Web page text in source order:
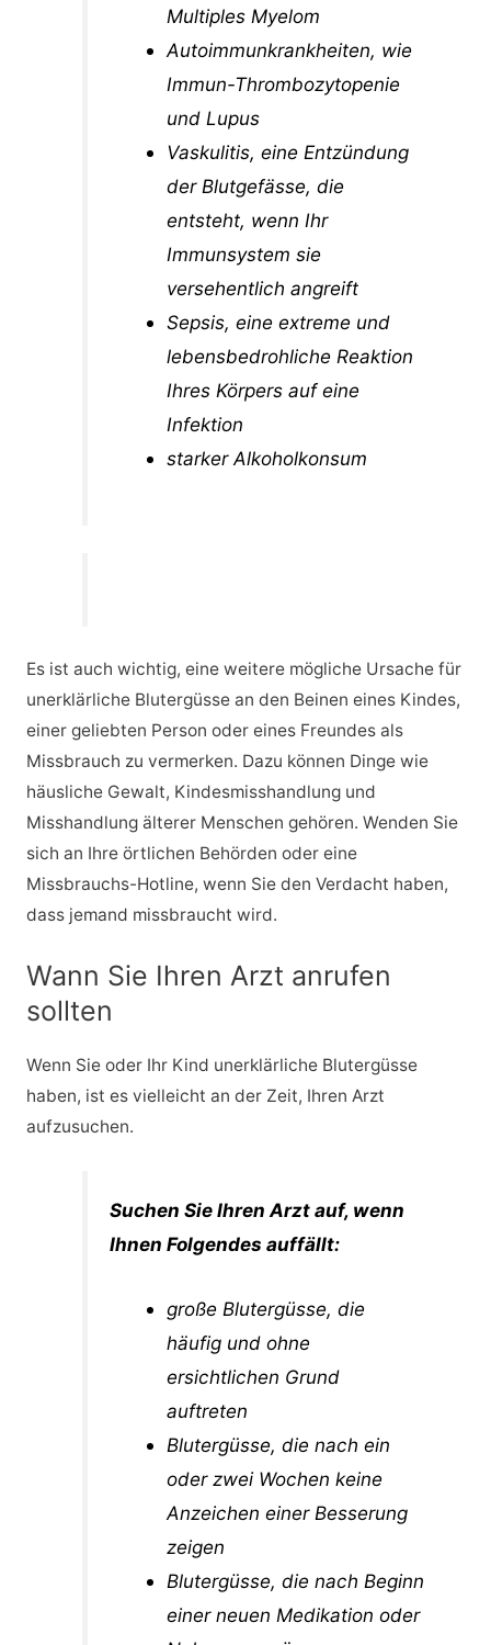
Multiples Myelom
Autoimmunkrankheiten, wie
Immun-Thrombozytopenie
und Lupus
Vaskulitis, eine Entzündung
der Blutgefässe, die
entsteht, wenn Ihr
Immunsystem sie
versehentlich angreift
Sepsis, eine extreme und
lebensbedrohliche Reaktion
Ihres Körpers auf eine
Infektion
starker Alkoholkonsum
Es ist auch wichtig, eine weitere mögliche Ursache für
unerklärliche Blutergüsse an den Beinen eines Kindes,
einer geliebten Person oder eines Freundes als
Missbrauch zu vermerken. Dazu können Dinge wie
häusliche Gewalt, Kindesmisshandlung und
Misshandlung älterer Menschen gehören. Wenden Sie
sich an Ihre örtlichen Behörden oder eine
Missbrauchs-Hotline, wenn Sie den Verdacht haben,
dass jemand missbraucht wird.
Wann Sie Ihren Arzt anrufen
sollten
Wenn Sie oder Ihr Kind unerklärliche Blutergüsse
haben, ist es vielleicht an der Zeit, Ihren Arzt
aufzusuchen.
Suchen Sie Ihren Arzt auf, wenn
Ihnen Folgendes auffällt:
große Blutergüsse, die
häufig und ohne
ersichtlichen Grund
auftreten
Blutergüsse, die nach ein
oder zwei Wochen keine
Anzeichen einer Besserung
zeigen
Blutergüsse, die nach Beginn
einer neuen Medikation oder